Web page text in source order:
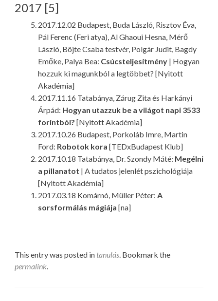
2017 [5]
2017.12.02 Budapest, Buda László, Risztov Éva,
Pál Ferenc (Feri atya), Al Ghaoui Hesna, Mérő
László, Böjte Csaba testvér, Polgár Judit, Bagdy
Emőke, Palya Bea: Csúcsteljesítmény | Hogyan
hozzuk ki magunkból a legtöbbet? [Nyitott
Akadémia]
2017.11.16 Tatabánya, Zárug Zita és Harkányi
Árpád: Hogyan utazzuk be a világot napi 3533
forintból? [Nyitott Akadémia]
2017.10.26 Budapest, Porkoláb Imre, Martin
Ford: Robotok kora [TEDxBudapest Klub]
2017.10.18 Tatabánya, Dr. Szondy Máté: Megélni
a pillanatot | A tudatos jelenlét pszichológiája
[Nyitott Akadémia]
2017.03.18 Komárnó, Müller Péter: A
sorsformálás mágiája [na]
This entry was posted in tanulás. Bookmark the
permalink.